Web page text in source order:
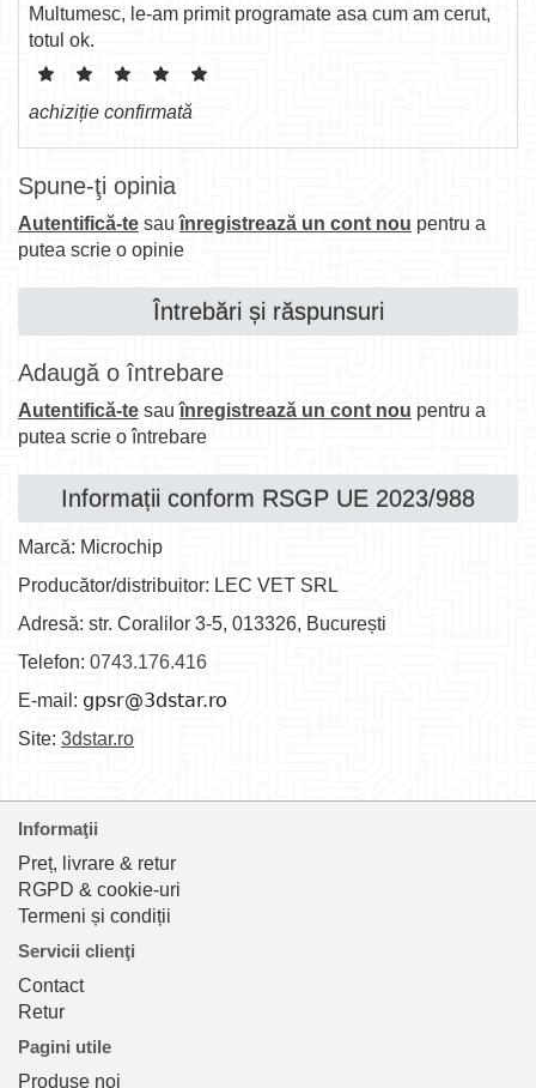
Multumesc, le-am primit programate asa cum am cerut,
totul ok.
achiziție confirmată
Spune-ţi opinia
Autentifică-te sauînregistrează un cont nou pentru a
putea scrie o opinie
Întrebări și răspunsuri
Adaugă o întrebare
Autentifică-te sauînregistrează un cont nou pentru a
putea scrie o întrebare
Informații conform RSGP UE 2023/988
Marcă: Microchip
Producător/distribuitor: LEC VET SRL
Adresă: str. Coralilor 3-5, 013326, București
Telefon: 0743.176.416
E-mail:
Site: 3dstar.ro
Informaţii
Preț, livrare & retur
RGPD & cookie-uri
Termeni și condiții
Servicii clienţi
Contact
Retur
Pagini utile
Produse noi